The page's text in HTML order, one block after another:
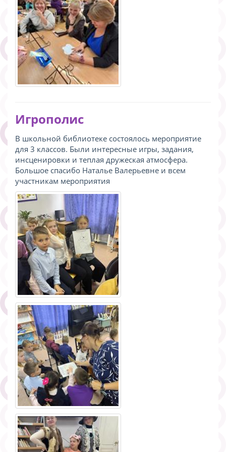
Игрополис
В школьной библиотеке состоялось мероприятие
для 3 классов. Были интересные игры, задания,
инсценировки и теплая дружеская атмосфера.
Большое спасибо Наталье Валерьевне и всем
участникам мероприятия